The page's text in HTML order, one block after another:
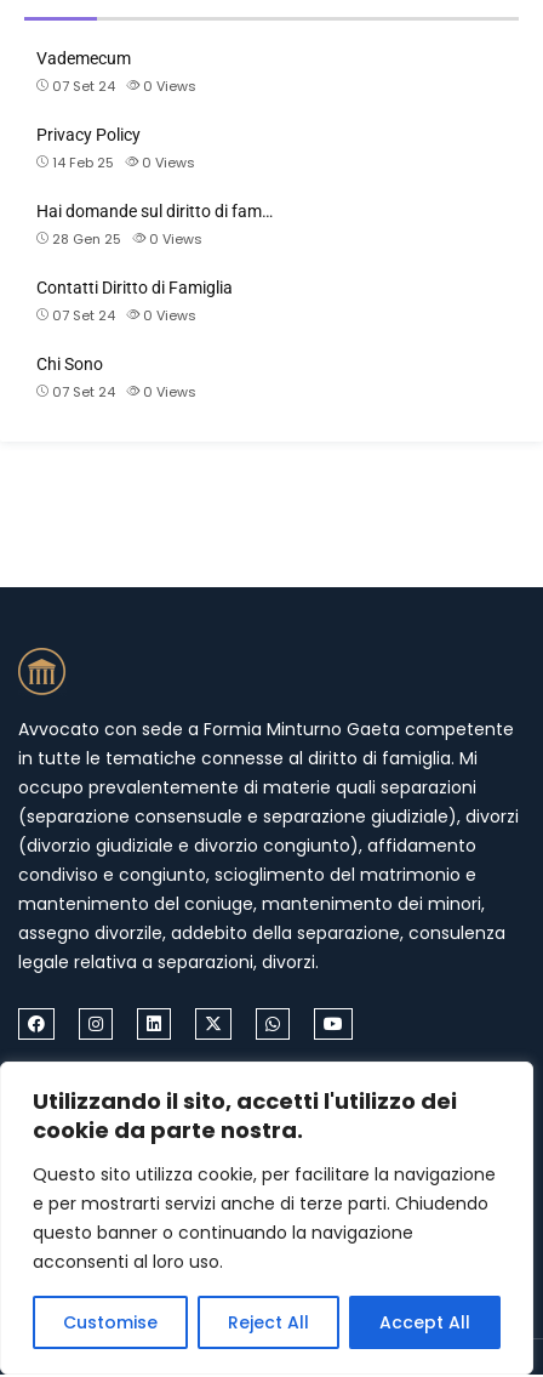
Utilizzando il sito, accetti l'utilizzo dei
cookie da parte nostra.
Questo sito utilizza cookie, per facilitare la navigazione
e per mostrarti servizi anche di terze parti. Chiudendo
questo banner o continuando la navigazione
acconsenti al loro uso.
Customise Reject All Accept All
Vademecum
07 Set 24
0 Views
Privacy Policy
14 Feb 25
0 Views
Hai domande sul diritto di fam…
28 Gen 25
0 Views
Contatti Diritto di Famiglia
07 Set 24
0 Views
Chi Sono
07 Set 24
0 Views
Avvocato con sede a Formia Minturno Gaeta competente
in tutte le tematiche connesse al diritto di famiglia. Mi
occupo prevalentemente di materie quali separazioni
(separazione consensuale e separazione giudiziale), divorzi
(divorzio giudiziale e divorzio congiunto), affidamento
condiviso e congiunto, scioglimento del matrimonio e
mantenimento del coniuge, mantenimento dei minori,
assegno divorzile, addebito della separazione, consulenza
legale relativa a separazioni, divorzi.
Come Contattarmi
Formia via Palazzo Condotto 18
+39 339 459 87 67
menasomma75@gmail.com
Lunedi–Venerdì: 9am – 7pm